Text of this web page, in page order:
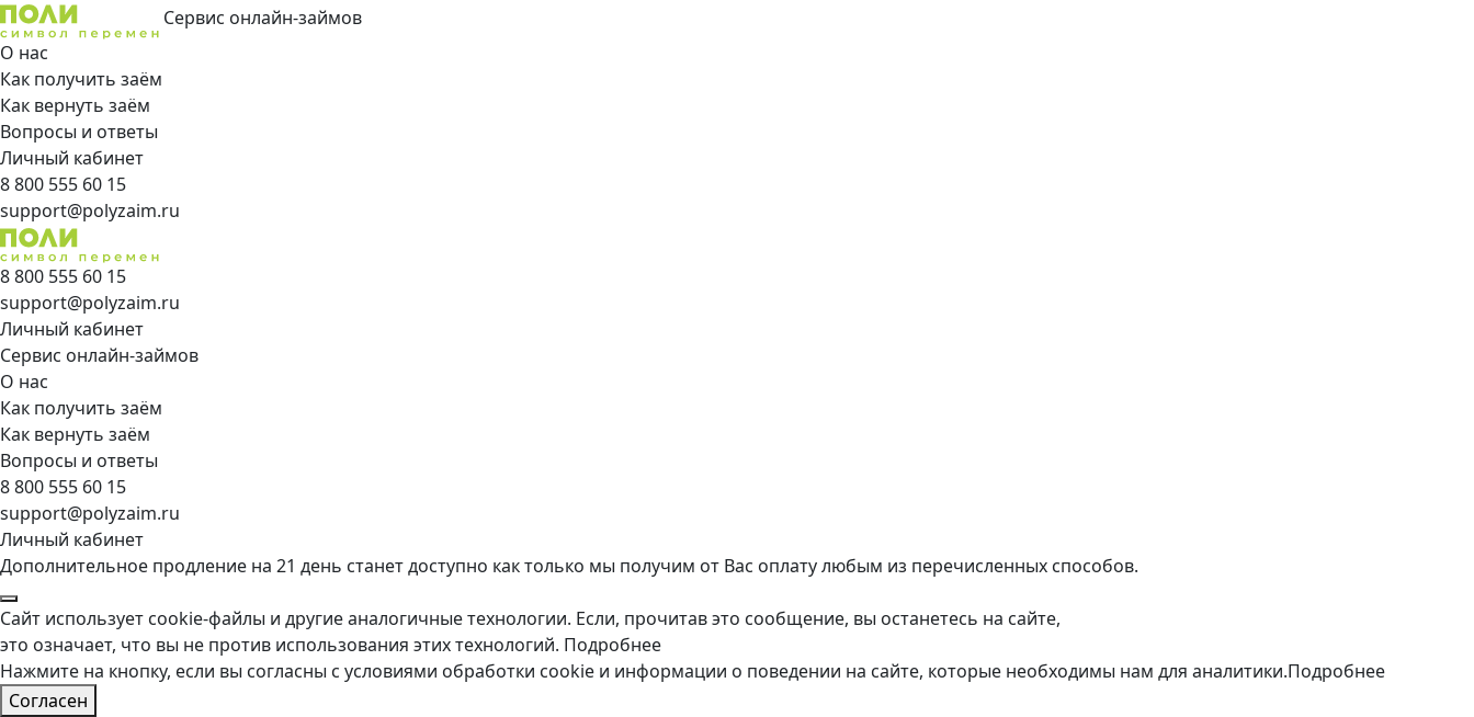
Сервис онлайн-займов
О нас
Как получить заём
Как вернуть заём
Вопросы и ответы
Личный кабинет
8 800 555 60 15
support@polyzaim.ru
8 800 555 60 15
support@polyzaim.ru
Личный кабинет
Сервис онлайн-займов
О нас
Как получить заём
Как вернуть заём
Вопросы и ответы
8 800 555 60 15
support@polyzaim.ru
Личный кабинет
Дополнительное продление на 21 день станет доступно как только мы получим от Вас оплату любым из перечисленных способов.
Сайт использует cookie-файлы и другие аналогичные технологии. Если, прочитав это сообщение, вы останетесь на сайте,
это означает, что вы не против использования этих технологий. Подробнее
Нажмите на кнопку, если вы согласны с условиями обработки cookie и информации о поведении на сайте, которые необходимы нам для аналитики.Подробнее
Согласен